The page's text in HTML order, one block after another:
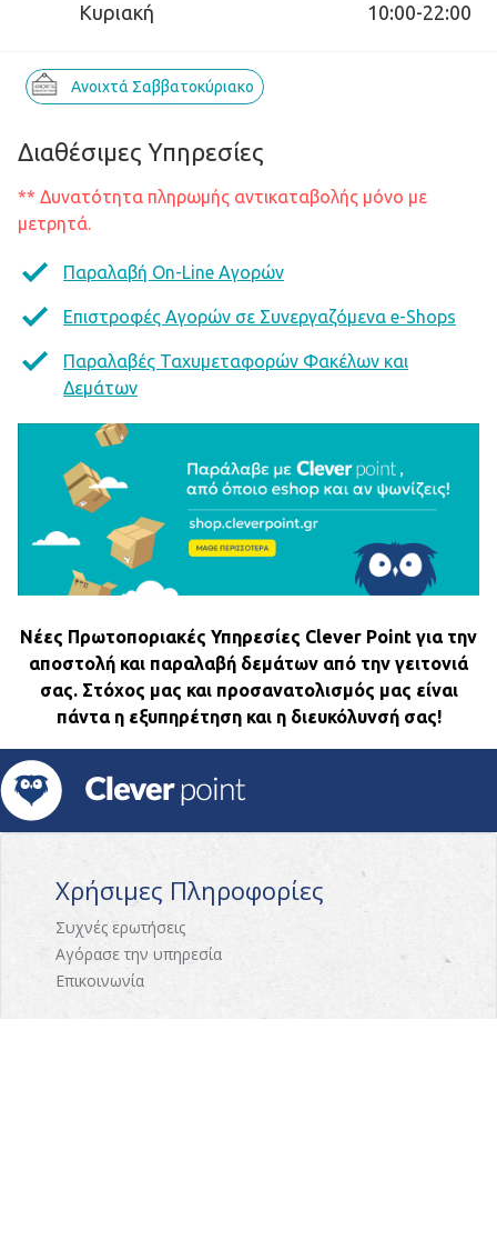
Κυριακή
10:00-22:00
Ανοιχτά Σαββατοκύριακο
Διαθέσιμες Υπηρεσίες
** Δυνατότητα πληρωμής αντικαταβολής μόνο με
μετρητά.
Παραλαβή On-Line Αγορών
Επιστροφές Αγορών σε Συνεργαζόμενα e-Shops
Παραλαβές Ταχυμεταφορών Φακέλων και
Δεμάτων
Νέες Πρωτοποριακές Υπηρεσίες Clever Point για την
αποστολή και παραλαβή δεμάτων από την γειτονιά
σας. Στόχος μας και προσανατολισμός μας είναι
πάντα η εξυπηρέτηση και η διευκόλυνσή σας!
Χρήσιμες Πληροφορίες
Συχνές ερωτήσεις
Αγόρασε την υπηρεσία
Επικοινωνία
Γνωρίστε το CleverPoint